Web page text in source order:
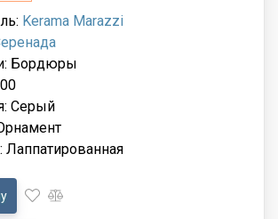
Kerama Marazzi
Бордюры
Серый
Лаппатированная